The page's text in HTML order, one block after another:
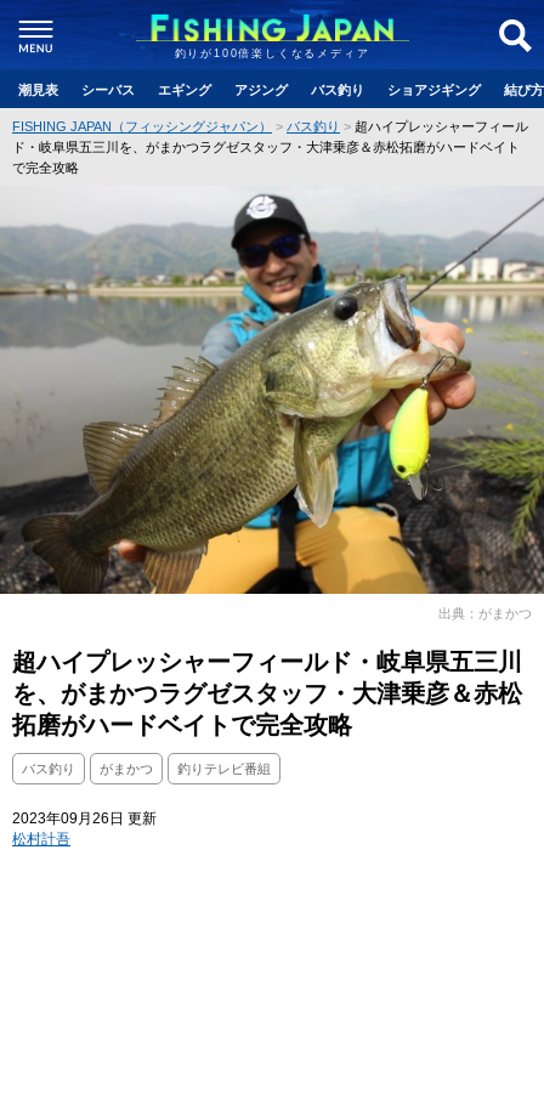
釣りが100倍楽しくなるメディア
潮見表 シーバス エギング アジング バス釣り ショアジギング 結び
FISHING JAPAN（フィッシングジャパン） バス釣り
超ハイプレッシャーフィール
ド・岐阜県五三川を、がまかつラグゼスタッフ・大津乗彦＆赤松拓磨がハードベイト
で完全攻略
出典：がまかつ
超ハイプレッシャーフィールド・岐阜県五三川
を、がまかつラグゼスタッフ・大津乗彦＆赤松
拓磨がハードベイトで完全攻略
バス釣り がまかつ 釣りテレビ番組
2023年09月26日 更新
松村計吾